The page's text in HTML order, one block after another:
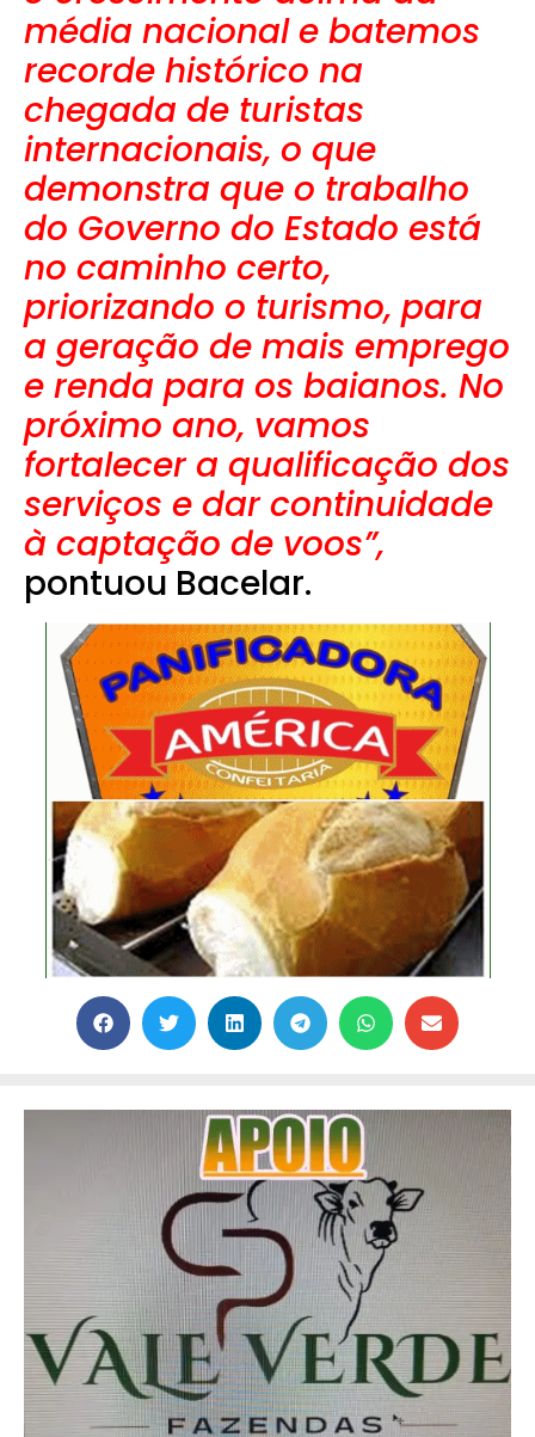
média nacional e batemos
recorde histórico na
chegada de turistas
internacionais, o que
demonstra que o trabalho
do Governo do Estado está
no caminho certo,
priorizando o turismo, para
a geração de mais emprego
e renda para os baianos. No
próximo ano, vamos
fortalecer a qualificação dos
serviços e dar continuidade
à captação de voos”,
pontuou Bacelar.